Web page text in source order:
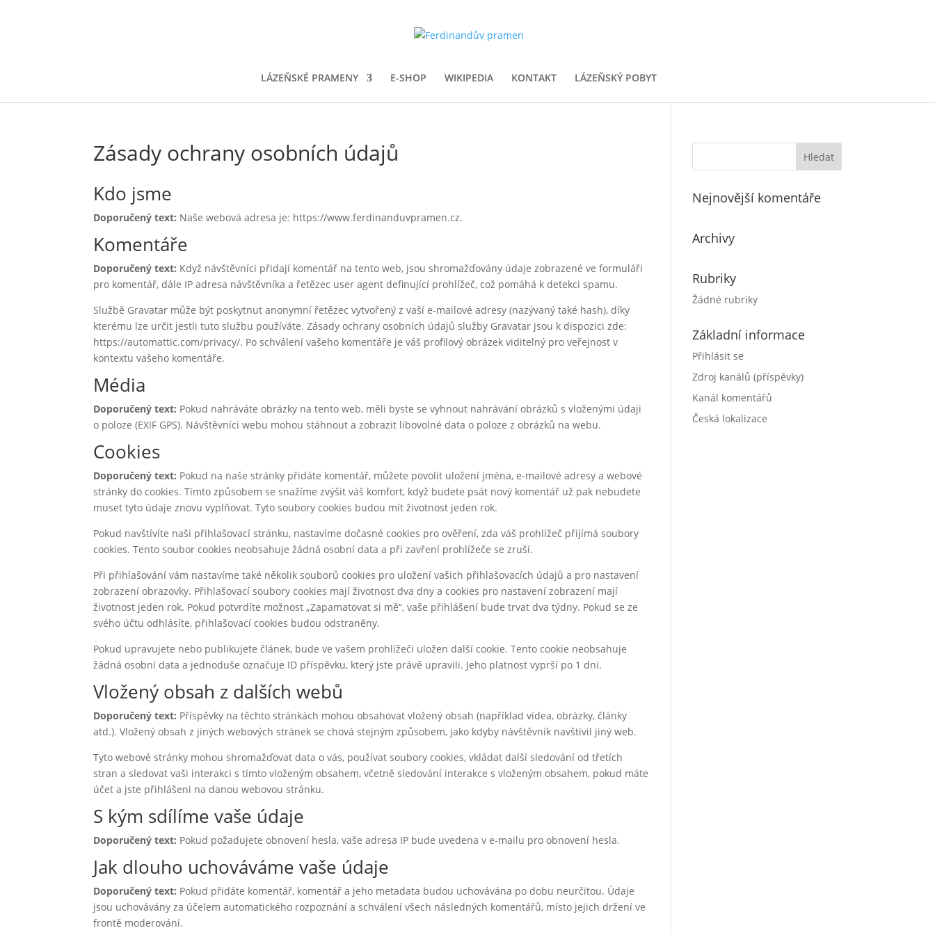
LÁZEŇSKÉ PRAMENY E-SHOP WIKIPEDIA KONTAKT LÁZEŇSKÝ POBYT
Zásady ochrany osobních údajů
Kdo jsme
Doporučený text: Naše webová adresa je: https://www.ferdinanduvpramen.cz.
Komentáře
Doporučený text: Když návštěvníci přidají komentář na tento web, jsou shromažďovány údaje zobrazené ve formuláři
pro komentář, dále IP adresa návštěvníka a řetězec user agent definující prohlížeč, což pomáhá k detekci spamu.
Službě Gravatar může být poskytnut anonymní řetězec vytvořený z vaší e-mailové adresy (nazývaný také hash), díky
kterému lze určit jestli tuto službu používáte. Zásady ochrany osobních údajů služby Gravatar jsou k dispozici zde:
https://automattic.com/privacy/. Po schválení vašeho komentáře je váš profilový obrázek viditelný pro veřejnost v
kontextu vašeho komentáře.
Média
Doporučený text: Pokud nahráváte obrázky na tento web, měli byste se vyhnout nahrávání obrázků s vloženými údaji
o poloze (EXIF GPS). Návštěvníci webu mohou stáhnout a zobrazit libovolné data o poloze z obrázků na webu.
Cookies
Doporučený text: Pokud na naše stránky přidáte komentář, můžete povolit uložení jména, e-mailové adresy a webové
stránky do cookies. Tímto způsobem se snažíme zvýšit váš komfort, když budete psát nový komentář už pak nebudete
muset tyto údaje znovu vyplňovat. Tyto soubory cookies budou mít životnost jeden rok.
Pokud navštívíte naši přihlašovací stránku, nastavíme dočasné cookies pro ověření, zda váš prohlížeč přijímá soubory
cookies. Tento soubor cookies neobsahuje žádná osobní data a při zavření prohlížeče se zruší.
Při přihlašování vám nastavíme také několik souborů cookies pro uložení vašich přihlašovacích údajů a pro nastavení
zobrazení obrazovky. Přihlašovací soubory cookies mají životnost dva dny a cookies pro nastavení zobrazení mají
životnost jeden rok. Pokud potvrdíte možnost „Zapamatovat si mě“, vaše přihlášení bude trvat dva týdny. Pokud se ze
svého účtu odhlásíte, přihlašovací cookies budou odstraněny.
Pokud upravujete nebo publikujete článek, bude ve vašem prohlížeči uložen další cookie. Tento cookie neobsahuje
žádná osobní data a jednoduše označuje ID příspěvku, který jste právě upravili. Jeho platnost vyprší po 1 dni.
Vložený obsah z dalších webů
Doporučený text: Příspěvky na těchto stránkách mohou obsahovat vložený obsah (například videa, obrázky, články
atd.). Vložený obsah z jiných webových stránek se chová stejným způsobem, jako kdyby návštěvník navštívil jiný web.
Tyto webové stránky mohou shromažďovat data o vás, používat soubory cookies, vkládat další sledování od třetích
stran a sledovat vaši interakci s tímto vloženým obsahem, včetně sledování interakce s vloženým obsahem, pokud máte
účet a jste přihlášeni na danou webovou stránku.
S kým sdílíme vaše údaje
Doporučený text: Pokud požadujete obnovení hesla, vaše adresa IP bude uvedena v e-mailu pro obnovení hesla.
Jak dlouho uchováváme vaše údaje
Doporučený text: Pokud přidáte komentář, komentář a jeho metadata budou uchovávána po dobu neurčitou. Údaje
jsou uchovávány za účelem automatického rozpoznání a schválení všech následných komentářů, místo jejich držení ve
frontě moderování.
Nejnovější komentáře
Archivy
Rubriky
Žádné rubriky
Základní informace
Přihlásit se
Zdroj kanálů (příspěvky)
Kanál komentářů
Česká lokalizace